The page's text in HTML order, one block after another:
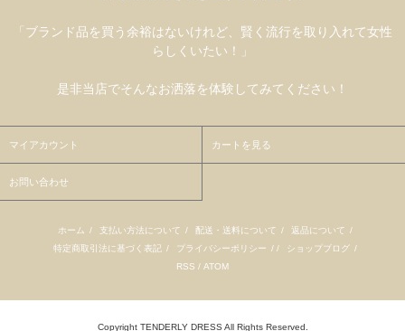
「ブランド品を買う余裕はないけれど、賢く流行を取り入れて女性
らしくいたい！」
是非当店でそんなお洒落を体験してみてください！
マイアカウント カートを見る
お問い合わせ
ホーム / 支払い方法について / 配送・送料について / 返品について /
特定商取引法に基づく表記 / プライバシーポリシー / / ショップブログ /
RSS / ATOM
Copyright TENDERLY DRESS All Rights Reserved.